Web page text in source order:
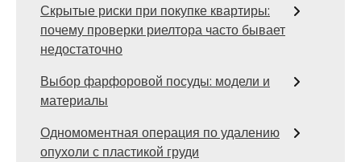
Скрытые риски при покупке квартиры:
почему проверки риелтора часто бывает
недостаточно
Выбор фарфоровой посуды: модели и
материалы
Одномоментная операция по удалению
опухоли с пластикой груди